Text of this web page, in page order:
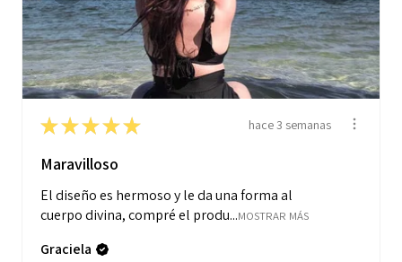
★★★★★ hace 3 semanas
Maravilloso
El diseño es hermoso y le da una forma al
cuerpo divina, compré el produ...MOSTRAR MÁS
Graciela